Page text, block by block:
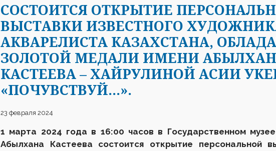
СОСТОИТСЯ ОТКРЫТИЕ
ВЫСТАВКИ ИЗВЕСТНОГО
АКВАРЕЛИСТА КАЗАХСТАНА,
ЗОЛОТОЙ МЕДАЛИ ИМЕНИ
КАСТЕЕВА – ХАЙРУЛИНОЙ АСИИ
«ПОЧУВСТВУЙ...».
23 февраля 2024
1 марта 2024 года в 16:00 часов в Государственном
Абылхана Кастеева состоится открытие персональной